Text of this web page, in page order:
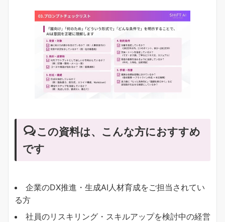
この資料は、こんな方におすすめ
です
企業のDX推進・生成AI人材育成をご担当されてい
る方
社員のリスキリング・スキルアップを検討中の経営